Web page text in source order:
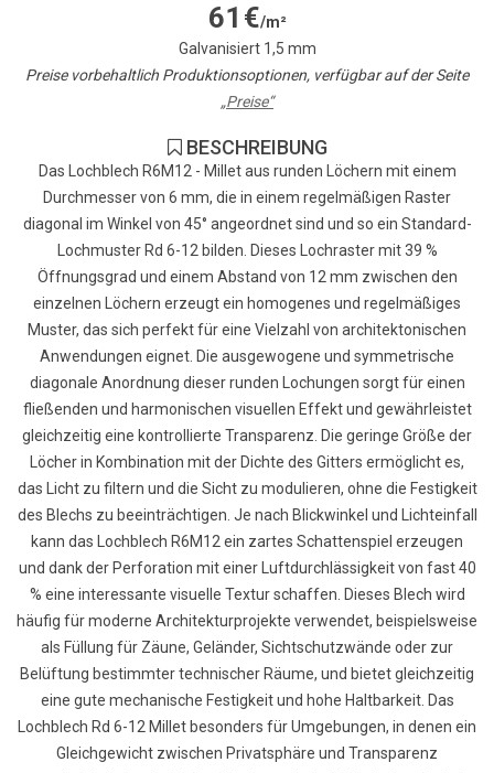
61 €/m²
Galvanisiert 1,5 mm
Preise vorbehaltlich Produktionsoptionen, verfügbar auf der Seite
„Preise“
BESCHREIBUNG
Das Lochblech R6M12 - Millet aus runden Löchern mit einem
Durchmesser von 6 mm, die in einem regelmäßigen Raster
diagonal im Winkel von 45° angeordnet sind und so ein Standard-
Lochmuster Rd 6-12 bilden. Dieses Lochraster mit 39 %
Öffnungsgrad und einem Abstand von 12 mm zwischen den
einzelnen Löchern erzeugt ein homogenes und regelmäßiges
Muster, das sich perfekt für eine Vielzahl von architektonischen
Anwendungen eignet. Die ausgewogene und symmetrische
diagonale Anordnung dieser runden Lochungen sorgt für einen
fließenden und harmonischen visuellen Effekt und gewährleistet
gleichzeitig eine kontrollierte Transparenz. Die geringe Größe der
Löcher in Kombination mit der Dichte des Gitters ermöglicht es,
das Licht zu filtern und die Sicht zu modulieren, ohne die Festigkeit
des Blechs zu beeinträchtigen. Je nach Blickwinkel und Lichteinfall
kann das Lochblech R6M12 ein zartes Schattenspiel erzeugen
und dank der Perforation mit einer Luftdurchlässigkeit von fast 40
% eine interessante visuelle Textur schaffen. Dieses Blech wird
häufig für moderne Architekturprojekte verwendet, beispielsweise
als Füllung für Zäune, Geländer, Sichtschutzwände oder zur
Belüftung bestimmter technischer Räume, und bietet gleichzeitig
eine gute mechanische Festigkeit und hohe Haltbarkeit. Das
Lochblech Rd 6-12 Millet besonders für Umgebungen, in denen ein
Gleichgewicht zwischen Privatsphäre und Transparenz